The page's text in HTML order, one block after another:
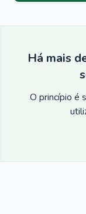
Há mais
O princípio é